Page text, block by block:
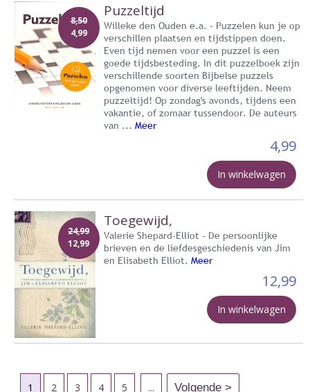
8,50
4,99
Puzzeltijd
Willeke den Ouden e.a. - Puzzelen kun je op
verschillen plaatsen en tijdstippen doen.
Even tijd nemen voor een puzzel is een
goede tijdsbesteding. In dit puzzelboek zijn
verschillende soorten Bijbelse puzzels
opgenomen voor diverse leeftijden. Neem
puzzeltijd! Op zondag's avonds, tijdens een
vakantie, of zomaar tussendoor. De auteurs
van ... Meer
4,99
In winkelwagen
24,99
12,99
Toegewijd,
Valerie Shepard-Elliot - De persoonlijke
brieven en de liefdesgeschiedenis van Jim
en Elisabeth Elliot. Meer
12,99
In winkelwagen
1 2 3 4 5 ...